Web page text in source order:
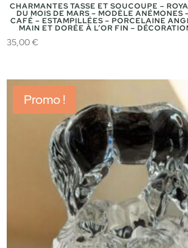
CHARMANTES TASSE ET SOUCOUPE –
DU MOIS DE MARS – MODÈLE ANÉMONES
CAFÉ – ESTAMPILLÉES – PORCELAINE
MAIN ET DORÉE À L’OR FIN –
35,00€
Promo !